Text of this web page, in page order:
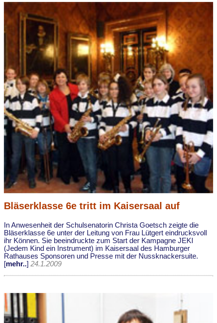
Bläserklasse 6e tritt im Kaisersaal auf
In Anwesenheit der Schulsenatorin Christa Goetsch zeigte die
Bläserklasse 6e unter der Leitung von Frau Lütgert eindrucksvoll
ihr Können. Sie beeindruckte zum Start der Kampagne JEKI
(Jedem Kind ein Instrument) im Kaisersaal des Hamburger
Rathauses Sponsoren und Presse mit der Nussknackersuite.
[mehr..] 24.1.2009